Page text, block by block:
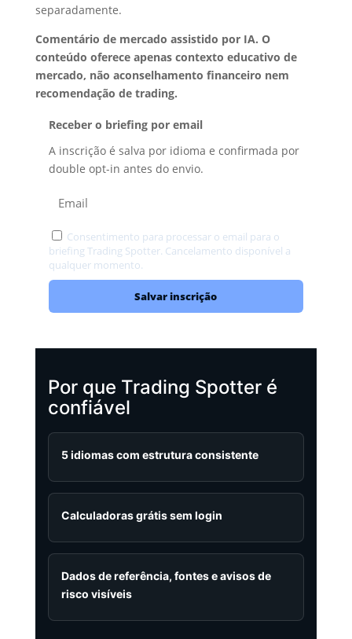
separadamente.
Comentário de mercado assistido por IA. O
conteúdo oferece apenas contexto educativo de
mercado, não aconselhamento financeiro nem
recomendação de trading.
Receber o briefing por email
A inscrição é salva por idioma e confirmada por
double opt-in antes do envio.
Consentimento para processar o email para o
briefing Trading Spotter. Cancelamento disponível a
qualquer momento.
Salvar inscrição
Por que Trading Spotter é
confiável
5 idiomas com estrutura consistente
Calculadoras grátis sem login
Dados de referência, fontes e avisos de
risco visíveis